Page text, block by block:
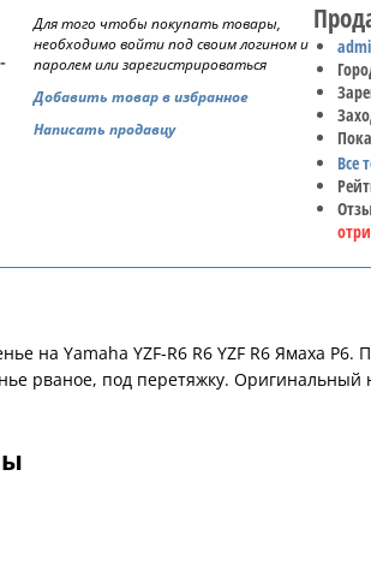
Для того чтобы покупать товары,
необходимо войти под своим логином и
паролем или зарегистрироваться
Добавить товар в избранное
Написать продавцу
Все
на Yamaha YZF-R6 R6 YZF R6 Ямаха Р6.
рваное, под перетяжку. Оригинальный